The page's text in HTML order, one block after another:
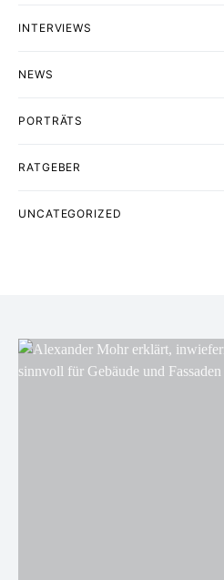
INTERVIEWS
NEWS
PORTRÄTS
RATGEBER
UNCATEGORIZED